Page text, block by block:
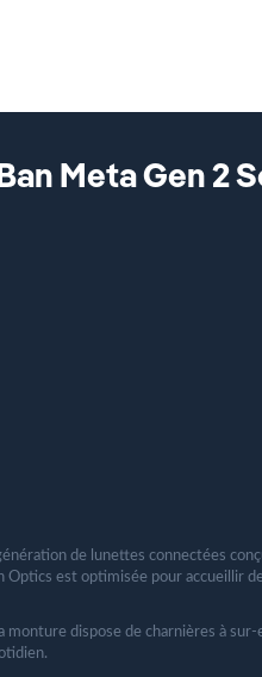
Meta Gen 2
de lunettes connectées
Optics est optimisée pour accueillir
dispose de charnières à